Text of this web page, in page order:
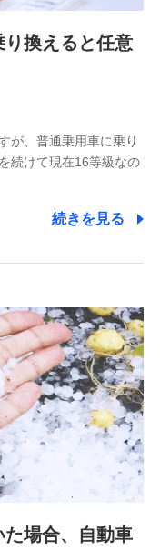
社
会社
当社と取引のあるも
たそれらに付帯、関
案内、提供するため
あり、取得した個人
サービスをご提案す
ます。）
務を行うため
人情報
務を行うため
情報
換えると任意
が、普通乗用車に乗り
続けて現在16等級なの
続きを見る
場合、自動車